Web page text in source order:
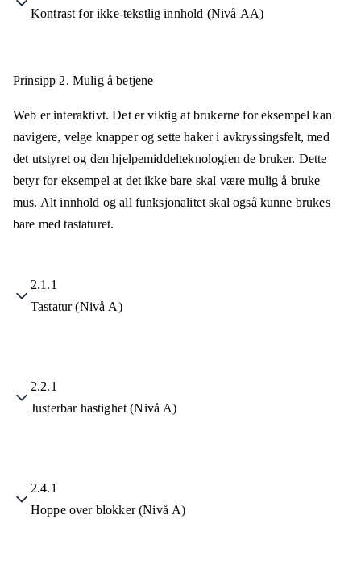
Kontrast for ikke-tekstlig innhold (Nivå AA)
Prinsipp 2. Mulig å betjene
Web er interaktivt. Det er viktig at brukerne for eksempel kan
navigere, velge knapper og sette haker i avkryssingsfelt, med
det utstyret og den hjelpemiddelteknologien de bruker. Dette
betyr for eksempel at det ikke bare skal være mulig å bruke
mus. Alt innhold og all funksjonalitet skal også kunne brukes
bare med tastaturet.
2.1.1
Tastatur (Nivå A)
2.2.1
Justerbar hastighet (Nivå A)
2.4.1
Hoppe over blokker (Nivå A)